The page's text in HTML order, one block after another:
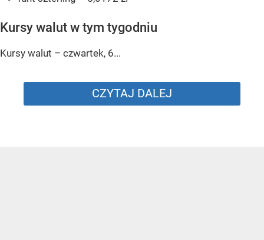
Kursy walut w tym tygodniu
Kursy walut – czwartek, 6...
CZYTAJ DALEJ